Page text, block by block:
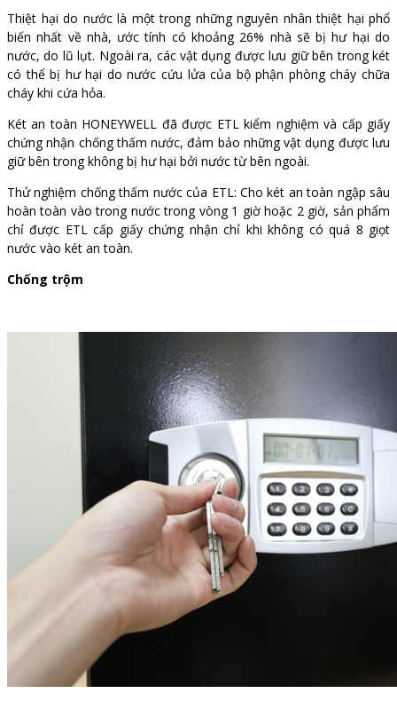
Thiệt hại do nước là một trong những nguyên nhân thiệt hại phổ
biến nhất về nhà, ước tính có khoảng 26% nhà sẽ bị hư hại do
nước, do lũ lụt. Ngoài ra, các vật dụng được lưu giữ bên trong két
có thể bị hư hại do nước cứu lửa của bộ phận phòng cháy chữa
cháy khi cứa hỏa.
Két an toàn HONEYWELL đã được ETL kiểm nghiệm và cấp giấy
chứng nhận chống thấm nước, đảm bảo những vật dụng được lưu
giữ bên trong không bị hư hại bởi nước từ bên ngoài.
Thử nghiệm chống thấm nước của ETL: Cho két an toàn ngập sâu
hoàn toàn vào trong nước trong vòng 1 giờ hoặc 2 giờ, sản phẩm
chỉ được ETL cấp giấy chứng nhận chỉ khi không có quá 8 giọt
nước vào két an toàn.
Chống trộm